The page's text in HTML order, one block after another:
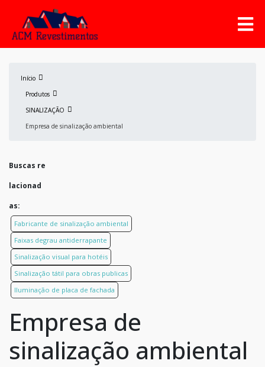
Início
Produtos
SINALIZAÇÃO
Empresa de sinalização ambiental
Buscas re
lacionad
as:
Fabricante de sinalização ambiental
Faixas degrau antiderrapante
Sinalização visual para hotéis
Sinalização tátil para obras publicas
Iluminação de placa de fachada
Empresa de
sinalização ambiental